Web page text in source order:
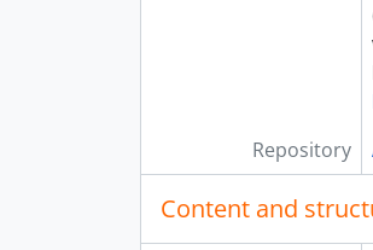
Repository
Content and